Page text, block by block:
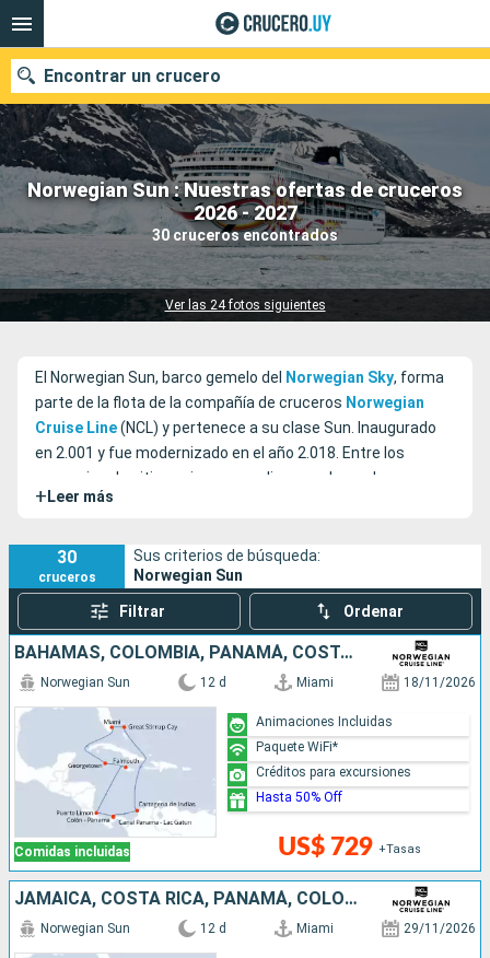
Norwegian Sun : Nuestras ofertas de cruceros
2026 - 2027
30 cruceros encontrados
Ver las 24 fotos siguientes
Encontrar un crucero
Nuestros destinos
Fecha de salida
Puertos Compañías
El Norwegian Sun, barco gemelo del Norwegian Sky, forma
parte de la flota de la compañía de cruceros Norwegian
Cruise Line(NCL) y pertenece a su clase Sun. Inaugurado
en 2.001 y fue modernizado en el año 2.018. Entre los
excepcionales itinerarios que realiza por el mundo,
destacan las travesías por aguas americanas hasta Alaska
+ Leer más
30
cruceros
Sus criterios de búsqueda:
Norwegian Sun
Filtrar Ordenar
BAHAMAS, COLOMBIA, PANAMÁ, COSTA RICA, JAMAICA, ISLAS CAIMÁN, ESTADOS UNIDOS
Comidas incluidas
Norwegian Sun 12 d Miami 18/11/2026
US$ 729 +Tasas
Animaciones Incluidas
Paquete WiFi*
Créditos para excursiones
Hasta 50% Off
JAMAICA, COSTA RICA, PANAMÁ, COLOMBIA, BAHAMAS, ESTADOS UNIDOS, ISLAS CAIMÁN
Norwegian Sun 12 d Miami 29/11/2026